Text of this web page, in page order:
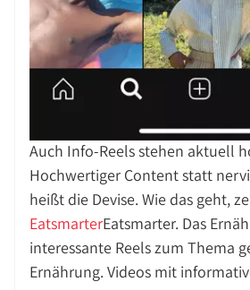
Auch Info-Reels stehen aktuell
Hochwertiger Content statt
heißt die Devise. Wie das geht,
EatsmarterEatsmarter. Das
interessante Reels zum Thema
Ernährung. Videos mit